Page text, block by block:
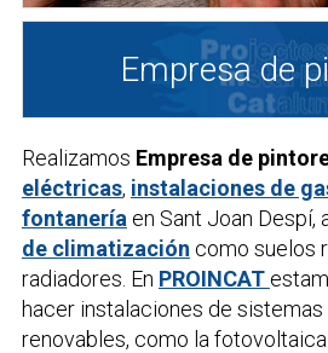
Empresa de
Realizamos Empresa de
eléctricas, instalaciones de
fontanería en Sant Joan Despí,
de climatización como suelos
radiadores. En PROINCAT
hacer instalaciones de sistemas
renovables, como la